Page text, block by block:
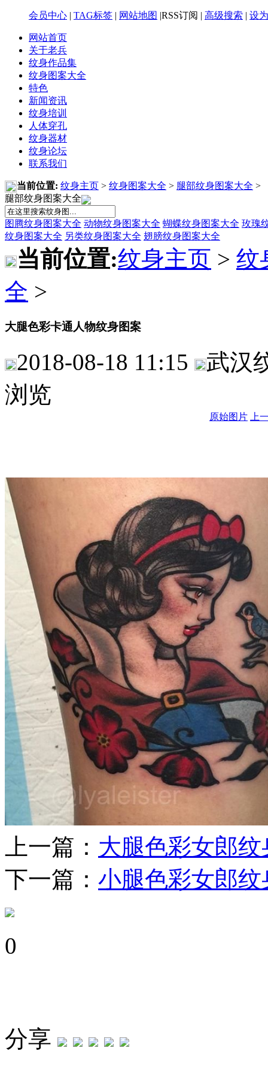
会员中心 | TAG标签 | 网站地图 |RSS订阅 | 高级搜索 | 设
网站首页
关于老兵
纹身作品集
纹身图案大全
特色
新闻资讯
纹身培训
人体穿孔
纹身器材
纹身论坛
联系我们
当前位置: 纹身主页 > 纹身图案大全 > 腿部纹身图案大全 >
腿部纹身图案大全
图腾纹身图案大全 动物纹身图案大全 蝴蝶纹身图案大全 玫瑰
纹身图案大全 另类纹身图案大全 翅膀纹身图案大全
当前位置:纹身主页 > 纹
全 >
大腿色彩卡通人物纹身图案
2018-08-18 11:15
武汉
浏览
原始图片 上
上一篇： 大腿色彩女郎
下一篇： 小腿色彩女郎纹
0
分享